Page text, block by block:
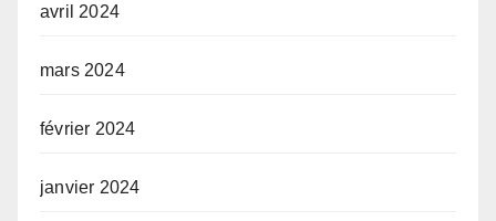
avril 2024
mars 2024
février 2024
janvier 2024